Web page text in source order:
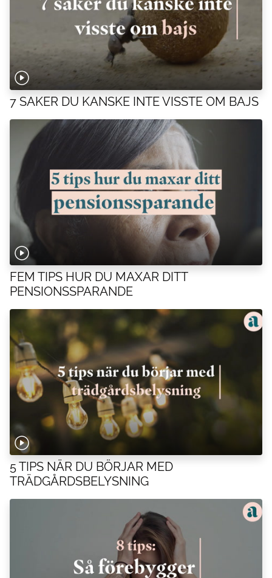
7 SAKER DU KANSKE INTE VISSTE OM BAJS
FEM TIPS HUR DU MAXAR DITT
PENSIONSSPARANDE
5 TIPS NÄR DU BÖRJAR MED
TRÄDGÅRDSBELYSNING